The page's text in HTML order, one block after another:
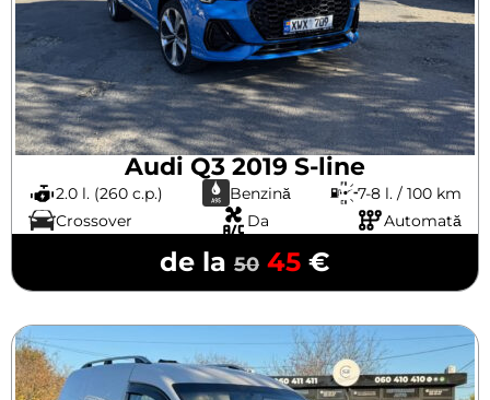
Audi Q3 2019 S-line
2.0 l. (260 c.p.) Benzină
7-8 l. / 100 km
Crossover
Da Automată
de la 50 45 €